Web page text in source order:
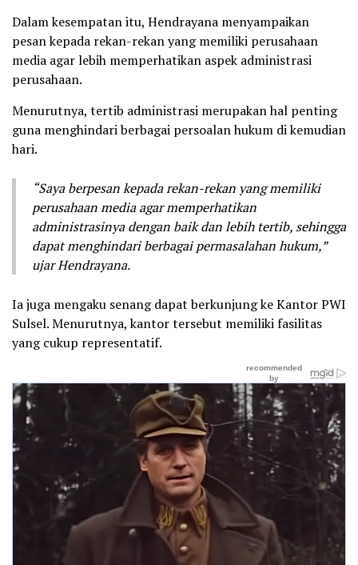
Dalam kesempatan itu, Hendrayana menyampaikan
pesan kepada rekan-rekan yang memiliki perusahaan
media agar lebih memperhatikan aspek administrasi
perusahaan.
Menurutnya, tertib administrasi merupakan hal penting
guna menghindari berbagai persoalan hukum di kemudian
hari.
“Saya berpesan kepada rekan-rekan yang memiliki
perusahaan media agar memperhatikan
administrasinya dengan baik dan lebih tertib, sehingga
dapat menghindari berbagai permasalahan hukum,”
ujar Hendrayana.
Ia juga mengaku senang dapat berkunjung ke Kantor PWI
Sulsel. Menurutnya, kantor tersebut memiliki fasilitas
yang cukup representatif.